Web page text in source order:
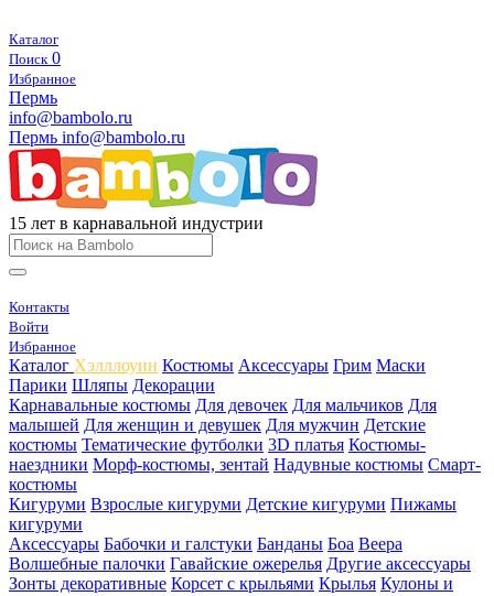
Каталог
Поиск 0
Избранное
Пермь
info@bambolo.ru
Пермь info@bambolo.ru
15 лет в карнавальной индустрии
Контакты
Войти
Избранное
Каталог Хэлллоуин Костюмы Аксессуары Грим Маски
Парики Шляпы Декорации
Карнавальные костюмы Для девочек Для мальчиков Для
малышей Для женщин и девушек Для мужчин Детские
костюмы Тематические футболки 3D платья Костюмы-
наездники Морф-костюмы, зентай Надувные костюмы Смарт-
костюмы
Кигуруми Взрослые кигуруми Детские кигуруми Пижамы
кигуруми
Аксессуары Бабочки и галстуки Банданы Боа Веера
Волшебные палочки Гавайские ожерелья Другие аксессуары
Зонты декоративные Корсет с крыльями Крылья Кулоны и